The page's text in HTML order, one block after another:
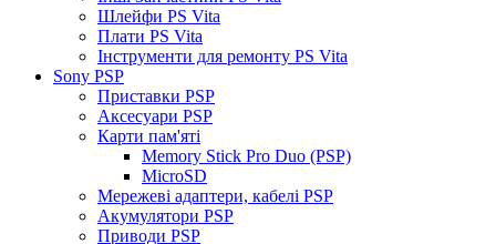
Шлейфи PS Vita
Плати PS Vita
Інструменти для ремонту PS Vita
Sony PSP
Приставки PSP
Аксесуари PSP
Карти пам'яті
Memory Stick Pro Duo (PSP)
MicroSD
Мережеві адаптери, кабелі PSP
Акумулятори PSP
Приводи PSP